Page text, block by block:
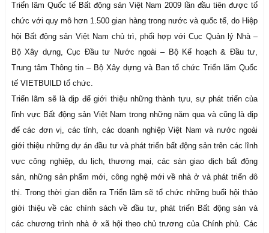
Triển lãm Quốc tế Bất động sản Việt Nam 2009 lần đầu tiên được tổ
chức với quy mô hơn 1.500 gian hàng trong nước và quốc tế, do Hiệp
hội Bất động sản Việt Nam chủ trì, phối hợp với Cục Quản lý Nhà –
Bộ Xây dựng, Cục Đầu tư Nước ngoài – Bộ Kế hoạch & Đầu tư,
Trung tâm Thông tin – Bộ Xây dựng và Ban tổ chức Triển lãm Quốc
tế VIETBUILD tổ chức.
Triển lãm sẽ là dịp để giới thiệu những thành tựu, sự phát triển của
lĩnh vực Bất động sản Việt Nam trong những năm qua và cũng là dịp
để các đơn vị, các tỉnh, các doanh nghiệp Việt Nam và nước ngoài
giới thiệu những dự án đầu tư và phát triển bất động sản trên các lĩnh
vực công nghiệp, du lịch, thương mại, các sàn giao dịch bất động
sản, những sản phẩm mới, công nghệ mới về nhà ở và phát triển đô
thị. Trong thời gian diễn ra Triển lãm sẽ tổ chức những buổi hội thảo
giới thiệu về các chính sách về đầu tư, phát triển Bất động sản và
các chương trình nhà ở xã hội theo chủ trương của Chính phủ. Các